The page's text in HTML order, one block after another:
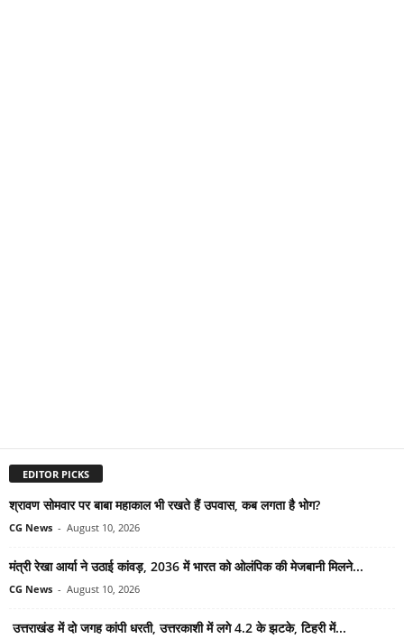
EDITOR PICKS
श्रावण सोमवार पर बाबा महाकाल भी रखते हैं उपवास, कब लगता है भोग?
CG News - August 10, 2026
मंत्री रेखा आर्या ने उठाई कांवड़, 2036 में भारत को ओलंपिक की मेजबानी मिलने...
CG News - August 10, 2026
उत्तराखंड में दो जगह कांपी धरती, उत्तरकाशी में लगे 4.2 के झटके, टिहरी में...